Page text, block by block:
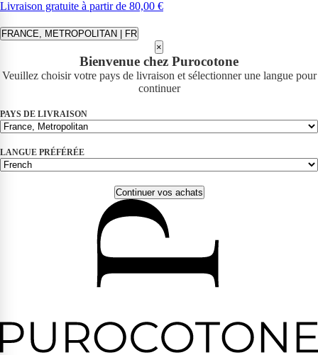
Livraison gratuite à partir de 80,00 €
FRANCE, METROPOLITAN | FR
×
Bienvenue chez Purocotone
Veuillez choisir votre pays de livraison et sélectionner une langue pour
continuer
PAYS DE LIVRAISON
LANGUE PRÉFÉRÉE
Continuer vos achats